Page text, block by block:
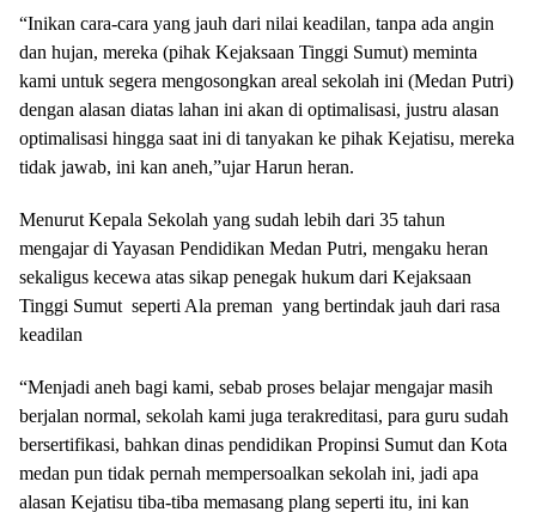
“Inikan cara-cara yang jauh dari nilai keadilan, tanpa ada angin
dan hujan, mereka (pihak Kejaksaan Tinggi Sumut) meminta
kami untuk segera mengosongkan areal sekolah ini (Medan Putri)
dengan alasan diatas lahan ini akan di optimalisasi, justru alasan
optimalisasi hingga saat ini di tanyakan ke pihak Kejatisu, mereka
tidak jawab, ini kan aneh,”ujar Harun heran.
Menurut Kepala Sekolah yang sudah lebih dari 35 tahun
mengajar di Yayasan Pendidikan Medan Putri, mengaku heran
sekaligus kecewa atas sikap penegak hukum dari Kejaksaan
Tinggi Sumut seperti Ala preman yang bertindak jauh dari rasa
keadilan
“Menjadi aneh bagi kami, sebab proses belajar mengajar masih
berjalan normal, sekolah kami juga terakreditasi, para guru sudah
bersertifikasi, bahkan dinas pendidikan Propinsi Sumut dan Kota
medan pun tidak pernah mempersoalkan sekolah ini, jadi apa
alasan Kejatisu tiba-tiba memasang plang seperti itu, ini kan